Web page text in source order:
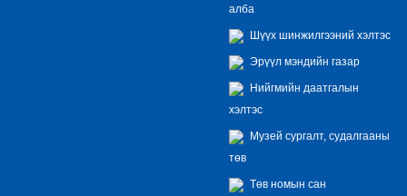
алба
Шүүх шинжилгээний хэлтэс
Эрүүл мэндийн газар
Нийгмийн даатгалын
хэлтэс
Музей сургалт, судалгааны
төв
Төв номын сан